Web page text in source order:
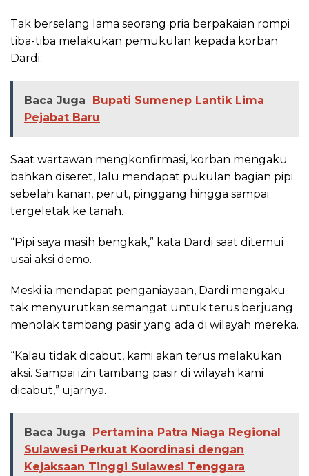
Tak berselang lama seorang pria berpakaian rompi
tiba-tiba melakukan pemukulan kepada korban
Dardi.
Baca Juga
Bupati Sumenep Lantik Lima
Pejabat Baru
Saat wartawan mengkonfirmasi, korban mengaku
bahkan diseret, lalu mendapat pukulan bagian pipi
sebelah kanan, perut, pinggang hingga sampai
tergeletak ke tanah.
“Pipi saya masih bengkak,” kata Dardi saat ditemui
usai aksi demo.
Meski ia mendapat penganiayaan, Dardi mengaku
tak menyurutkan semangat untuk terus berjuang
menolak tambang pasir yang ada di wilayah mereka.
“Kalau tidak dicabut, kami akan terus melakukan
aksi. Sampai izin tambang pasir di wilayah kami
dicabut,” ujarnya.
Baca Juga
Pertamina Patra Niaga Regional
Sulawesi Perkuat Koordinasi dengan
Kejaksaan Tinggi Sulawesi Tenggara